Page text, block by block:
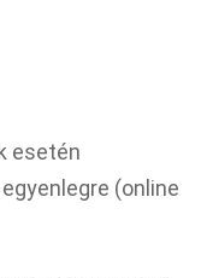
esetén
(online